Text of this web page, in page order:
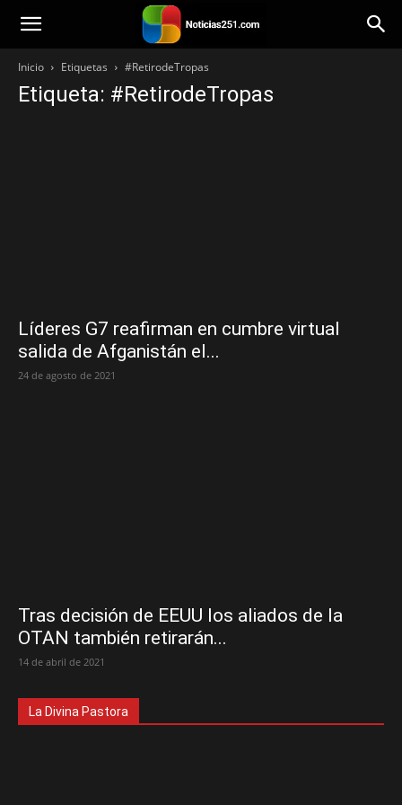
Noticias251
Inicio Etiquetas #RetirodeTropas
Etiqueta: #RetirodeTropas
Líderes G7 reafirman en cumbre virtual
salida de Afganistán el...
24 de agosto de 2021
Tras decisión de EEUU los aliados de la
OTAN también retirarán...
14 de abril de 2021
La Divina Pastora